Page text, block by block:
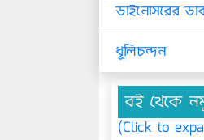
ডাইনোসরের
ধূলিচন্দন
বই থেকে
(Click to